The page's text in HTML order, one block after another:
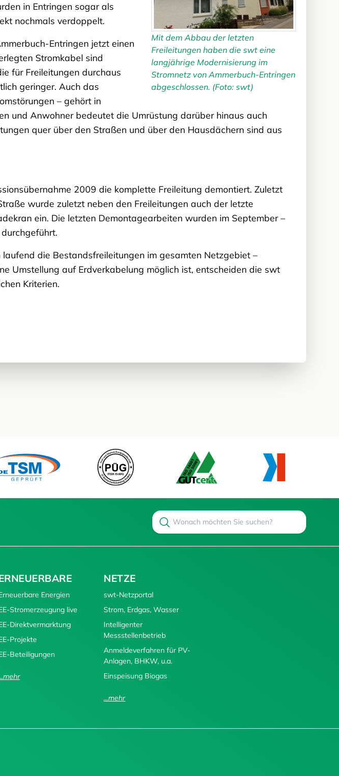
Mit dem Abbau der letzten
Freileitungen haben die swt eine
langjährige Modernisierung im
Stromnetz von Ammerbuch-Entringen
abgeschlossen. (Foto: swt)
in Entringen sogar als
nochmals verdoppelt.
Entringen jetzt einen
Stromkabel sind
für Freileitungen durchaus
geringer. Auch das
– gehört in
und Anwohner bedeutet die Umrüstung darüber hinaus auch
quer über den Straßen und über den Hausdächern sind aus
2009 die komplette Freileitung demontiert. Zuletzt
wurde zuletzt neben den Freileitungen auch der letzte
ein. Die letzten Demontagearbeiten wurden im September –
die Bestandsfreileitungen im gesamten Netzgebiet –
Umstellung auf Erdverkabelung möglich ist, entscheiden die swt
Kriterien.
Search
Energien
Stromerzeugung live
Direktvermarktung
Projekte
Beteiligungen
NETZE
swt-Netzportal
Strom, Erdgas, Wasser
Intelligenter
Messstellenbetrieb
Anmeldeverfahren für PV-
Anlagen, BHKW, u.a.
Einspeisung Biogas
...mehr